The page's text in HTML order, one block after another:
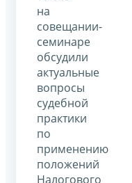
на
совещании-
семинаре
обсудили
актуальные
вопросы
судебной
практики
по
применению
положений
Налогового